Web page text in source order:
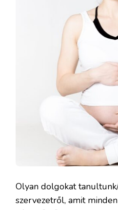
Olyan dolgokat
szervezetről, amit